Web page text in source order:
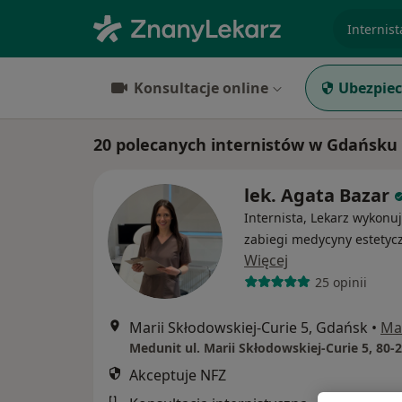
Konsultacje online
20 polecanych internistów w Gdańsku
lek. Agata Bazar
Internista, Lekarz
zabiegi medycyny
Więcej
25 opinii
Marii Skłodowskiej-Curie 5, Gdańsk •
Akceptuje NFZ